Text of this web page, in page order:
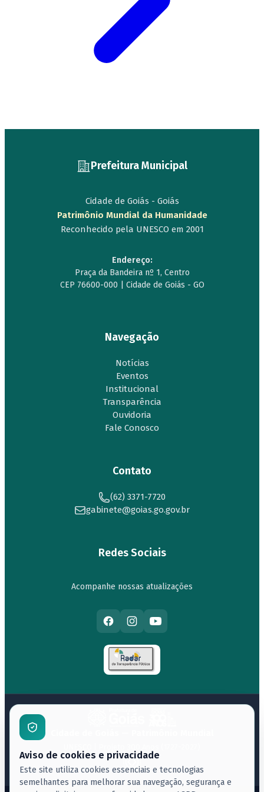
Prefeitura Municipal
Cidade de Goiás - Goiás
Patrimônio Mundial da Humanidade
Reconhecido pela UNESCO em 2001
Endereço:
Praça da Bandeira nº 1, Centro
CEP 76600-000 | Cidade de Goiás - GO
Navegação
Notícias
Eventos
Institucional
Transparência
Ouvidoria
Fale Conosco
Contato
(62) 3371-7720
gabinete@goias.go.gov.br
Redes Sociais
Acompanhe nossas atualizações
Aviso de cookies e privacidade
Este site utiliza cookies essenciais e tecnologias
semelhantes para melhorar sua navegação, segurança e